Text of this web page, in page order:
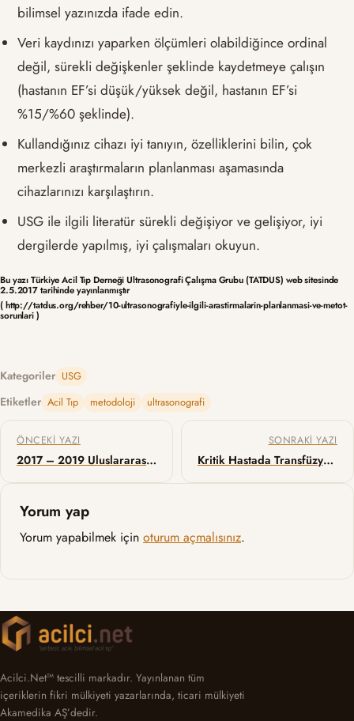
bilimsel yazınızda ifade edin.
Veri kaydınızı yaparken ölçümleri olabildiğince ordinal
değil, sürekli değişkenler şeklinde kaydetmeye çalışın
(hastanın EF’si düşük/yüksek değil, hastanın EF’si
%15/%60 şeklinde).
Kullandığınız cihazı iyi tanıyın, özelliklerini bilin, çok
merkezli araştırmaların planlanması aşamasında
cihazlarınızı karşılaştırın.
USG ile ilgili literatür sürekli değişiyor ve gelişiyor, iyi
dergilerde yapılmış, iyi çalışmaları okuyun.
Bu yazı Türkiye Acil Tıp Derneği Ultrasonografi Çalışma Grubu (TATDUS) web sitesinde
2.5.2017 tarihinde yayınlanmıştır
( http://tatdus.org/rehber/10-ultrasonografiyle-ilgili-arastirmalarin-planlanmasi-ve-metot-
sorunlari )
Kategoriler USG
Etiketler Acil Tıp metodoloji ultrasonografi
Yazı gezinmesi
ÖNCEKI YAZI
2017 – 2019 Uluslararası Acil Tıp Konferansları
SONRAKI YAZI
Kritik Hastada Transfüzyon Eşiği
Yorum yap
Yorum yapabilmek için oturum açmalısınız.
Acilci.Net™ tescilli markadır. Yayınlanan tüm
içeriklerin fikri mülkiyeti yazarlarında, ticari mülkiyeti
Akamedika AŞ’dedir.